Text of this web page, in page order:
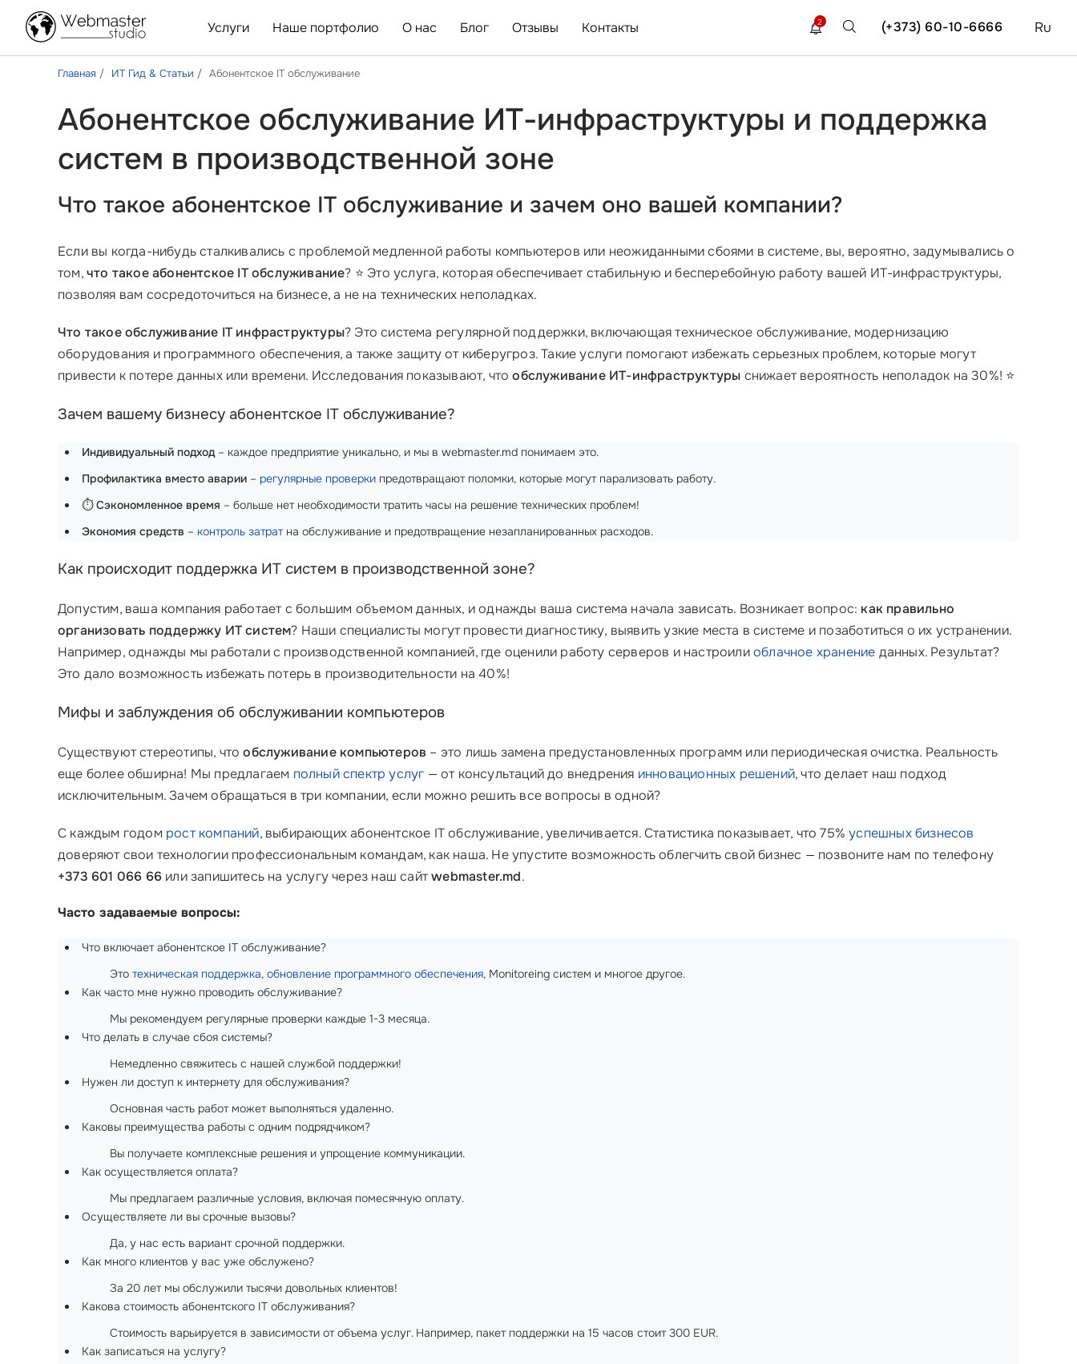
Услуги Наше портфолио О нас Блог Отзывы Контакты Ru
(+373) 60-10-6666
2
Главная ИТ Гид & Статьи Абонентское IT обслуживание
Абонентское обслуживание ИТ-инфраструктуры и поддержка
систем в производственной зоне
Что такое абонентское IT обслуживание и зачем оно вашей компании?
Если вы когда-нибудь сталкивались с проблемой медленной работы компьютеров или неожиданными сбоями в системе, вы, вероятно, задумывались о
том,что такое абонентское IT обслуживание? ⭐ Это услуга, которая обеспечивает стабильную и бесперебойную работу вашей ИТ-инфраструктуры,
позволяя вам сосредоточиться на бизнесе, а не на технических неполадках.
Что такое обслуживание IT инфраструктуры? Это система регулярной поддержки, включающая техническое обслуживание, модернизацию
оборудования и программного обеспечения, а также защиту от киберугроз. Такие услуги помогают избежать серьезных проблем, которые могут
привести к потере данных или времени. Исследования показывают, чтообслуживание ИТ-инфраструктуры снижает вероятность неполадок на 30%! ⭐
Зачем вашему бизнесу абонентское IT обслуживание?
Индивидуальный подход– каждое предприятие уникально, и мы в webmaster.md понимаем это.
Профилактика вместо аварии – регулярные проверки предотвращают поломки, которые могут парализовать работу.
⏱️Сэкономленное время – больше нет необходимости тратить часы на решение технических проблем!
Экономия средств – контроль затратна обслуживание и предотвращение незапланированных расходов.
Как происходит поддержка ИТ систем в производственной зоне?
Допустим, ваша компания работает с большим объемом данных, и однажды ваша система начала зависать. Возникает вопрос: как правильно
организовать поддержку ИТ систем? Наши специалисты могут провести диагностику, выявить узкие места в системе и позаботиться о их устранении.
Например, однажды мы работали с производственной компанией, где оценили работу серверов и настроилиоблачное хранение данных. Результат?
Это дало возможность избежать потерь в производительности на 40%!
Мифы и заблуждения об обслуживании компьютеров
Существуют стереотипы, чтообслуживание компьютеров – это лишь замена предустановленных программ или периодическая очистка. Реальность
еще более обширна! Мы предлагаем полный спектр услуг — от консультаций до внедрения инновационных решений, что делает наш подход
исключительным. Зачем обращаться в три компании, если можно решить все вопросы в одной?
С каждым годом рост компаний, выбирающих абонентское IT обслуживание, увеличивается. Статистика показывает, что 75%успешных бизнесов
доверяют свои технологии профессиональным командам, как наша. Не упустите возможность облегчить свой бизнес — позвоните нам по телефону
+373 601 066 66 или запишитесь на услугу через наш сайтwebmaster.md.
Часто задаваемые вопросы:
Что включает абонентское IT обслуживание?
Это техническая поддержка, обновление программного обеспечения, Monitoreing систем и многое другое.
Как часто мне нужно проводить обслуживание?
Мы рекомендуем регулярные проверки каждые 1-3 месяца.
Что делать в случае сбоя системы?
Немедленно свяжитесь с нашей службой поддержки!
Нужен ли доступ к интернету для обслуживания?
Основная часть работ может выполняться удаленно.
Каковы преимущества работы с одним подрядчиком?
Вы получаете комплексные решения и упрощение коммуникации.
Как осуществляется оплата?
Мы предлагаем различные условия, включая помесячную оплату.
Осуществляете ли вы срочные вызовы?
Да, у нас есть вариант срочной поддержки.
Как много клиентов у вас уже обслужено?
За 20 лет мы обслужили тысячи довольных клиентов!
Какова стоимость абонентского IT обслуживания?
Стоимость варьируется в зависимости от объема услуг. Например, пакет поддержки на 15 часов стоит 300 EUR.
Как записаться на услугу?